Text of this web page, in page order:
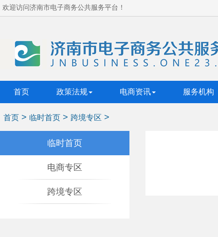
欢迎访问济南市电子商务公共服务平台！
首页 政策法规 电商资讯 服务机构
首页 > 临时首页 > 跨境专区 >
临时首页
电商专区
跨境专区